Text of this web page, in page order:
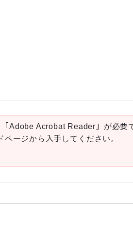
Adobe Acrobat Reader」が必要
ージから入手してください。